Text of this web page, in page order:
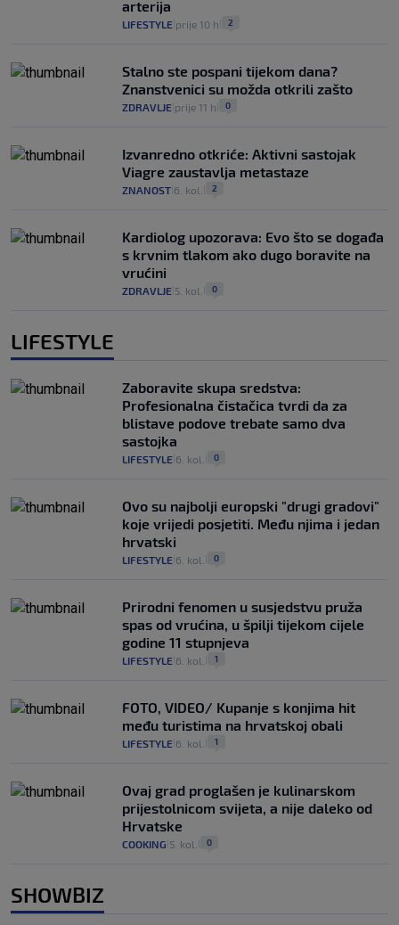
arterija
LIFESTYLE prije 10 h 2
Stalno ste pospani tijekom dana?
Znanstvenici su možda otkrili zašto
ZDRAVLJE prije 11 h 0
Izvanredno otkriće: Aktivni sastojak
Viagre zaustavlja metastaze
ZNANOST 6. kol. 2
Kardiolog upozorava: Evo što se događa
s krvnim tlakom ako dugo boravite na
vrućini
ZDRAVLJE 5. kol. 0
LIFESTYLE
Zaboravite skupa sredstva:
Profesionalna čistačica tvrdi da za
blistave podove trebate samo dva
sastojka
LIFESTYLE 6. kol. 0
Ovo su najbolji europski "drugi gradovi"
koje vrijedi posjetiti. Među njima i jedan
hrvatski
LIFESTYLE 6. kol. 0
Prirodni fenomen u susjedstvu pruža
spas od vrućina, u špilji tijekom cijele
godine 11 stupnjeva
LIFESTYLE 6. kol. 1
FOTO, VIDEO/ Kupanje s konjima hit
među turistima na hrvatskoj obali
LIFESTYLE 6. kol. 1
Ovaj grad proglašen je kulinarskom
prijestolnicom svijeta, a nije daleko od
Hrvatske
COOKING 5. kol. 0
SHOWBIZ